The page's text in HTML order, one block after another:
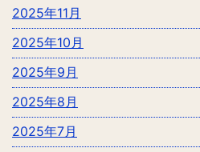
2025年11月
2025年10月
2025年9月
2025年8月
2025年7月